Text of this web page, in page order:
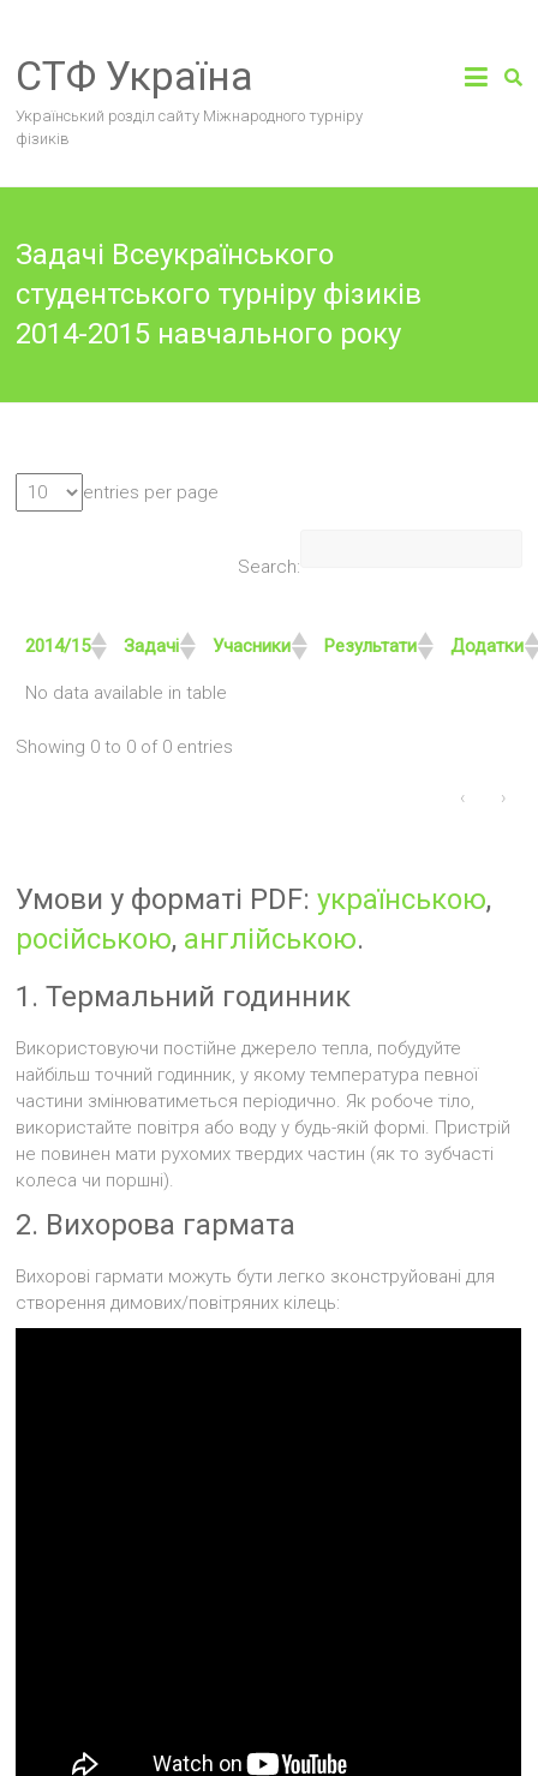
content
СТФ Україна
Український розділ сайту Міжнародного турніру
фізиків
Задачі Всеукраїнського
студентського турніру фізиків
2014-2015 навчального року
entries per page
Search:
2014/15 Задачі Учасники Результати Додатки
No data available in table
Showing 0 to 0 of 0 entries
‹ ›
Умови у форматі PDF:українською,
російською, англійською.
1. Термальний годинник
Використовуючи постійне джерело тепла, побудуйте
найбільш точний годинник, у якому температура певної
частини змінюватиметься періодично. Як робоче тіло,
використайте повітря або воду у будь-якій формі. Пристрій
не повинен мати рухомих твердих частин (як то зубчасті
колеса чи поршні).
2. Вихорова гармата
Вихорові гармати можуть бути легко зконструйовані для
створення димових/повітряних кілець: